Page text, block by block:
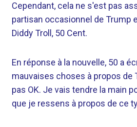
Cependant, cela ne s'est pas
partisan occasionnel de Trump
Diddy Troll, 50 Cent.
En réponse à la nouvelle, 50 a
mauvaises choses à propos de
pas OK. Je vais tendre la main
que je ressens à propos de ce